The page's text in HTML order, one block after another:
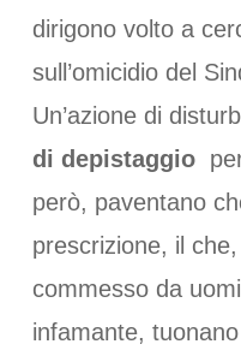
dirigono volto a
sull’omicidio del
Un’azione di
di depistaggioper
però, paventano
prescrizione, il
commesso da
infamante,